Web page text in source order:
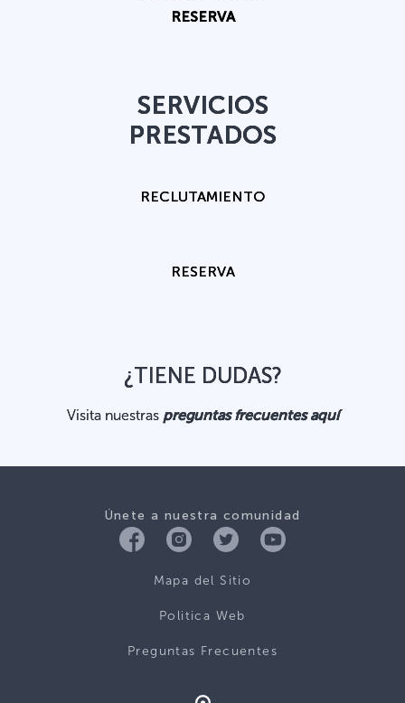
RESERVA
SERVICIOS
PRESTADOS
RECLUTAMIENTO
RESERVA
¿TIENE DUDAS?
Visita nuestras preguntas frecuentes aquí
Únete a nuestra comunidad
Mapa del Sitio
Politica Web
Preguntas Frecuentes